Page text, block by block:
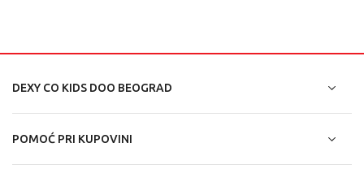
DEXY CO KIDS DOO BEOGRAD
POMOĆ PRI KUPOVINI